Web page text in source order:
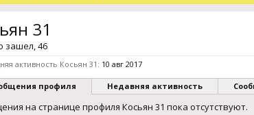
31
зашел, 46
активность Косьян 31: 10 авг 2017
профиля Недавняя активность
на странице профиля Косьян 31 пока отсутствуют.